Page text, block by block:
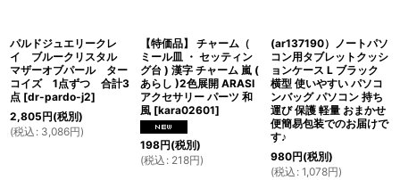
パルドジュエリークレ
イ ブルークリスタル
マザーオブパール ター
コイズ 1点ずつ 合計3
点 [dr-pardo-j2]
2,805円(税別)
(税込 : 3,086円)
【特価品】 チャーム（
ミール皿 ・ セッティン
グ台 ) 漢字 チャーム 嵐 (
あらし )2色展開 ARASI
アクセサリー パーツ 和
風 [kara02601]
198円(税別)
(税込 : 218円)
(ar137190）ノートパソ
コン用タブレットクッシ
ョンケース L ブラック
横型 使いやすい パソコ
ンバッグ パソコン 持ち
運び 保護 軽量 おまかせ
便簡易包装でのお届けで
す♪
980円(税別)
(税込 : 1,078円)